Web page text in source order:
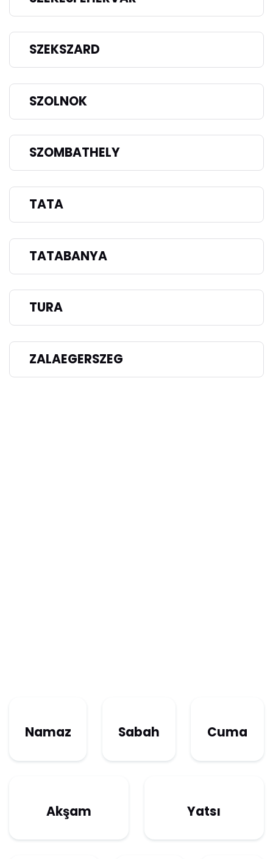
SZEKSZARD
SZOLNOK
SZOMBATHELY
TATA
TATABANYA
TURA
ZALAEGERSZEG
Namaz Sabah Cuma
Akşam Yatsı